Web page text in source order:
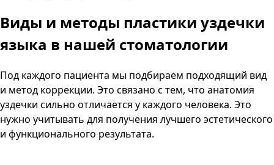
Виды и методы пластики уздечки
языка в нашей стоматологии
Под каждого пациента мы подбираем подходящий вид
и метод коррекции. Это связано с тем, что анатомия
уздечки сильно отличается у каждого человека. Это
нужно учитывать для получения лучшего эстетического
и функционального результата.